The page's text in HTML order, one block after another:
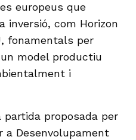
europeus que
inversió, com Horizon
fonamentals per
model productiu
i
proposada per
a Desenvolupament